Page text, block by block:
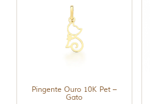
Pingente Ouro 10K Pet –
Gato